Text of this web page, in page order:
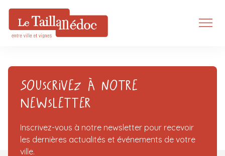
Souscrivez à notre
Newsletter
Inscrivez-vous à notre newsletter pour recevoir
les dernières actualités et événements de votre
ville.